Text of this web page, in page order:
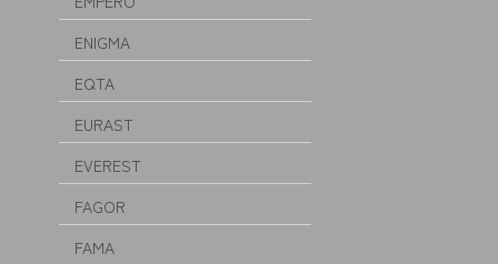
ENIGMA
EQTA
EURAST
EVEREST
FAGOR
FAMA